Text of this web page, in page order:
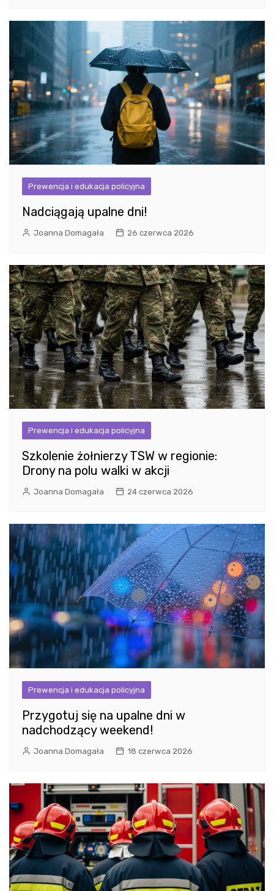
Prewencja i edukacja policyjna
Nadciągają upalne dni!
Joanna Domagała 26 czerwca 2026
Prewencja i edukacja policyjna
Szkolenie żołnierzy TSW w regionie:
Drony na polu walki w akcji
Joanna Domagała 24 czerwca 2026
Prewencja i edukacja policyjna
Przygotuj się na upalne dni w
nadchodzący weekend!
Joanna Domagała 18 czerwca 2026